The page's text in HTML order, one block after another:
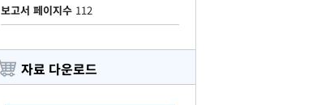
보고서 페이지수 112
자료 다운로드